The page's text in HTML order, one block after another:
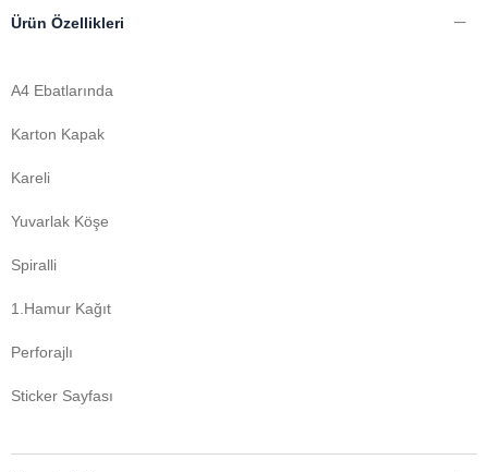
Ürün Özellikleri
A4 Ebatlarında
Karton Kapak
Kareli
Yuvarlak Köşe
Spiralli
1.Hamur Kağıt
Perforajlı
Sticker Sayfası